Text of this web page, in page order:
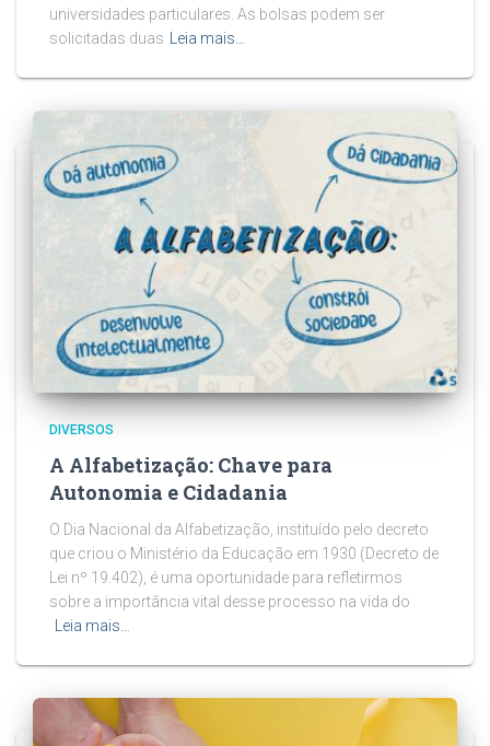
universidades particulares. As bolsas podem ser
solicitadas duas
Leia mais…
DIVERSOS
A Alfabetização: Chave para
Autonomia e Cidadania
O Dia Nacional da Alfabetização, instituído pelo decreto
que criou o Ministério da Educação em 1930 (Decreto de
Lei nº 19.402), é uma oportunidade para refletirmos
sobre a importância vital desse processo na vida do
Leia mais…